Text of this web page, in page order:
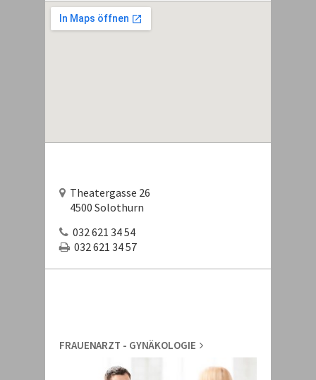
Theatergasse 26
4500 Solothurn
032 621 34 54
032 621 34 57
FRAUENARZT - GYNÄKOLOGIE